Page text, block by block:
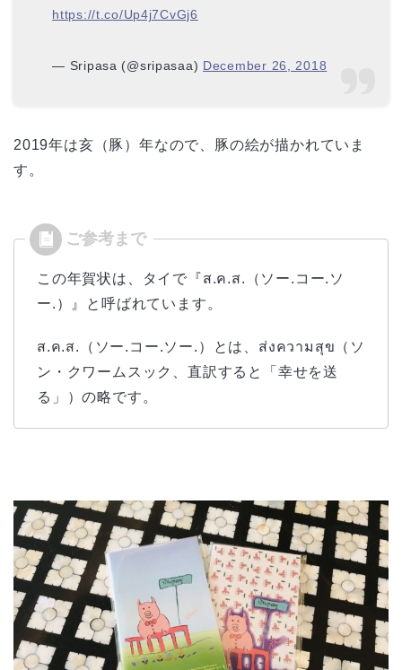
https://t.co/Up4j7CvGj6
— Sripasa (@sripasaa) December 26, 2018
2019年は亥（豚）年なので、豚の絵が描かれていま
す。
この年賀状は、タイで『ส.ค.ส.（ソー.コー.ソ
ー.）』と呼ばれています。
ส.ค.ส.（ソー.コー.ソー.）とは、ส่งความสุข（ソ
ン・クワームスック、直訳すると「幸せを送
る」）の略です。